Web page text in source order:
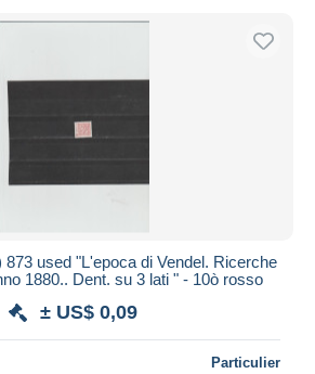
used "L'epoca di Vendel. Ricerche
1880.. Dent. su 3 lati " - 10ò rosso
± US$ 0,09
Particulier